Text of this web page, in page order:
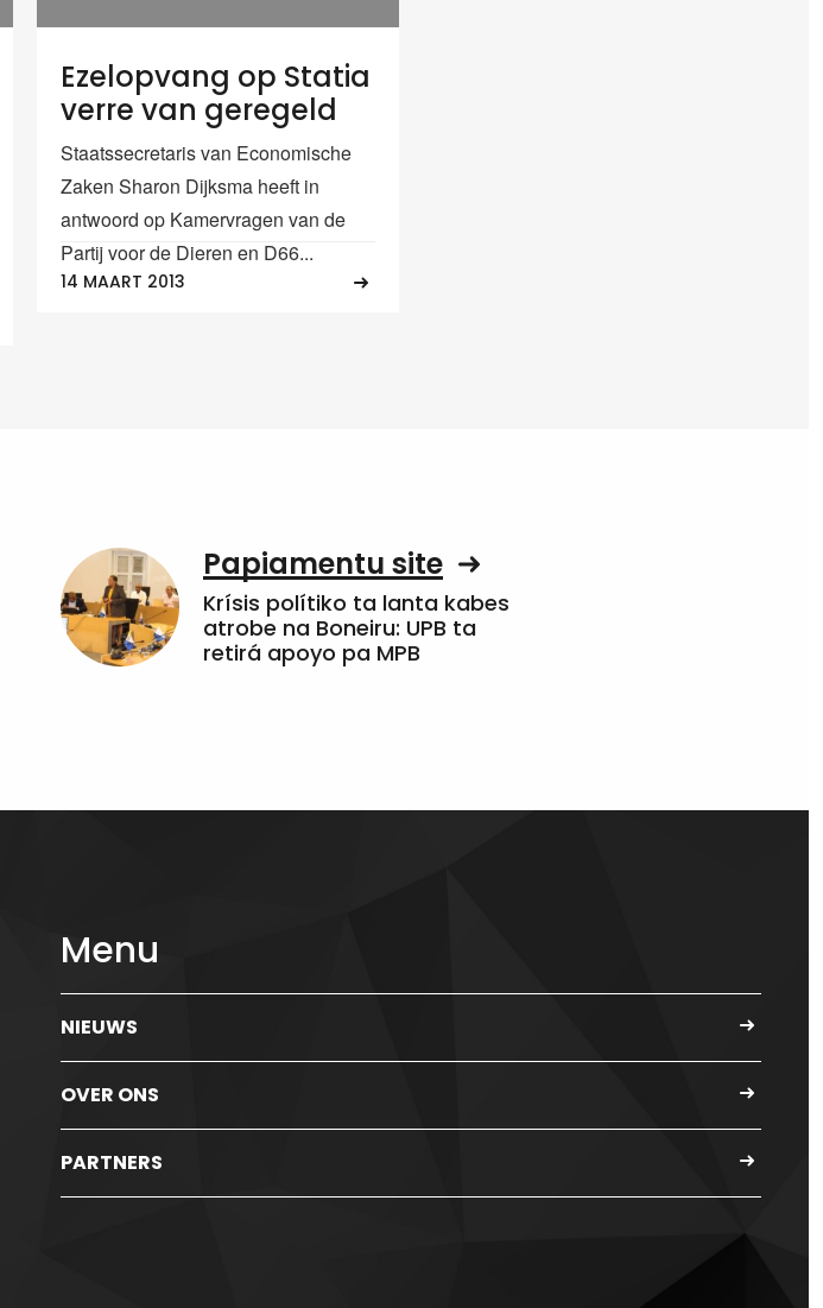
Ezelopvang op Statia
verre van geregeld
Staatssecretaris van Economische
Zaken Sharon Dijksma heeft in
antwoord op Kamervragen van de
Partij voor de Dieren en D66...
14 MAART 2013
Papiamentu site
Krísis polítiko ta lanta kabes
atrobe na Boneiru: UPB ta
retirá apoyo pa MPB
Menu
NIEUWS
OVER ONS
PARTNERS